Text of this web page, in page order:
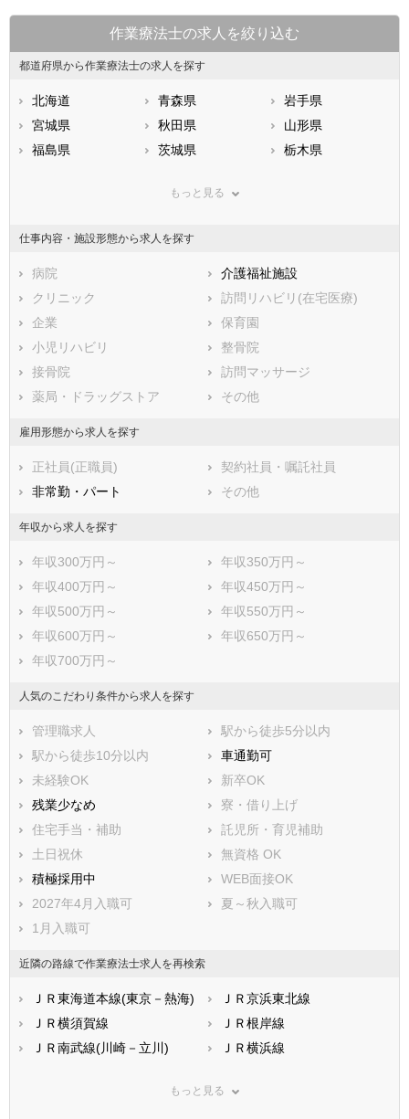
作業療法士の求人を絞り込む
都道府県から作業療法士の求人を探す
北海道 青森県
岩手県
宮城県
秋田県
山形県
福島県
茨城県
栃木県
神奈川県
石川県
福井県
静岡県
三重県
滋賀県
大阪府
兵庫県
鳥取県
広島県
徳島県
香川県
愛媛県
鹿児島県
もっと見る
仕事内容・施設形態から求人を探す
病院
介護福祉施設
クリニック
訪問リハビリ(在宅医療)
企業
保育園
小児リハビリ
整骨院
接骨院
訪問マッサージ
薬局・ドラッグストア
その他
雇用形態から求人を探す
正社員(正職員)
契約社員・嘱託社員
非常勤・パート
その他
年収から求人を探す
年収300万円～
年収350万円～
年収400万円～
年収450万円～
年収500万円～
年収550万円～
年収600万円～
年収650万円～
年収700万円～
人気のこだわり条件から求人を探す
管理職求人
駅から徒歩5分以内
駅から徒歩10分以内
車通勤可
未経験OK
新卒OK
残業少なめ
寮・借り上げ
住宅手当・補助
託児所・育児補助
土日祝休
無資格 OK
積極採用中
WEB面接OK
2027年4月入職可
夏～秋入職可
1月入職可
近隣の路線で作業療法士求人を再検索
ＪＲ東海道本線(東京－熱海)
ＪＲ京浜東北線
ＪＲ横須賀線
ＪＲ根岸線
ＪＲ南武線(川崎－立川)
ＪＲ横浜線
ＪＲ湘南新宿ライン線(武蔵
もっと見る